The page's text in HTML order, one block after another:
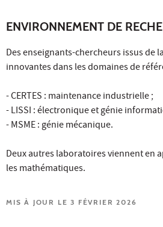
ENVIRONNEMENT DE
Des enseignants-chercheurs issus de
innovantes dans les domaines de
- CERTES : maintenance industrielle ;
- LISSI : électronique et génie
- MSME : génie mécanique.
Deux autres laboratoires viennent en
les mathématiques.
MIS À JOUR LE 3 FÉVRIER 2026